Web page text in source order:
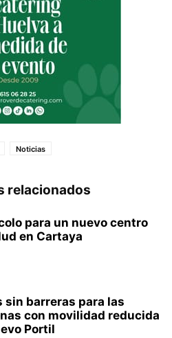
Noticias
relacionados
para un nuevo centro
en Cartaya
sin barreras para las
con movilidad reducida
Portil